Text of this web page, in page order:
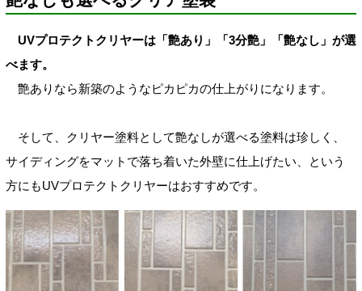
UVプロテクトクリヤーは「艶あり」「3分艶」「艶なし」が選
べます。
艶ありなら新築のようなピカピカの仕上がりになります。
そして、クリヤー塗料として艶なしが選べる塗料は珍しく、
サイディングをマットで落ち着いた外壁に仕上げたい、という
方にもUVプロテクトクリヤーはおすすめです。